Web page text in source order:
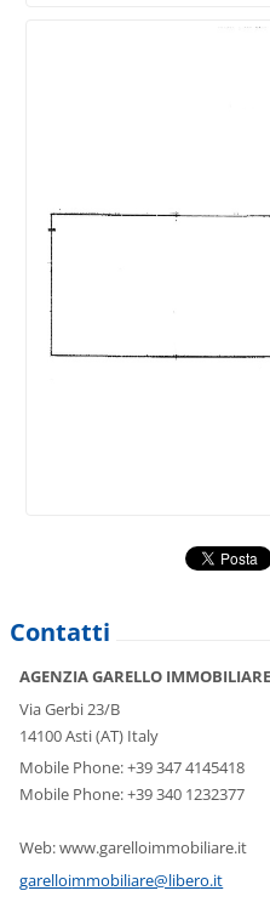
Contatti
AGENZIA GARELLO
Via Gerbi 23/B
14100 Asti (AT) Italy
Mobile Phone: +39 347 4145418
Mobile Phone: +39 340 1232377
Web: www.garelloimmobiliare.it
garelloimmobiliare@libero.it